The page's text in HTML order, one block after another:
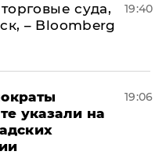
суда,
– Bloomberg
19:40
указали на
19:06